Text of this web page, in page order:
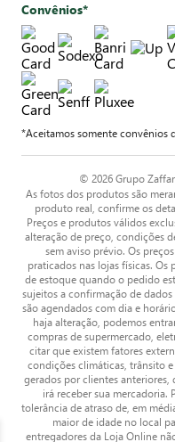
Convênios*
*Aceitamos somente convênios
© 2026 Grupo
As fotos dos produtos são
produto real, confirme os
Preços e produtos válidos
alteração de preço, condições
sem aviso prévio. Os
praticados nas lojas físicas.
de estoque quando o pedido
sujeitos a confirmação de
são agendados com dia e
haja alteração, podemos
compras de supermercado,
citar que existem fatores
condições climáticas, trânsito
gerados por clientes
irá receber sua mercadoria.
tolerância de atraso de, em
maior de idade no local
entregadores da Loja Online